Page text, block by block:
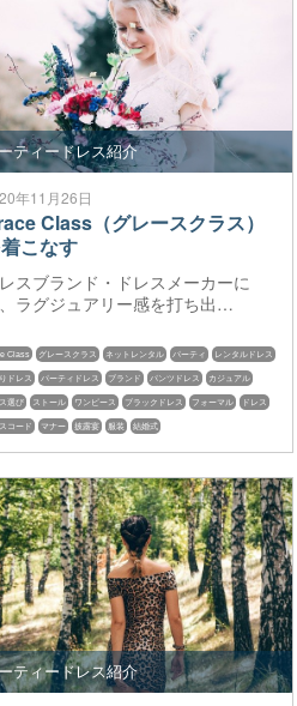
ティードレス紹介
年11月26日
Class（グレースクラス）
こなす
レスブランド・ドレスメーカーに
ラグジュアリー感を打ち出…
Class グレースクラス ネットレンタル パーティ レンタルドレス
ドレス パーティドレス ブランド パンツドレス カジュアル
選び ストール ワンピース ブラックドレス フォーマル ドレス
コード マナー 披露宴 服装 結婚式
ティードレス紹介